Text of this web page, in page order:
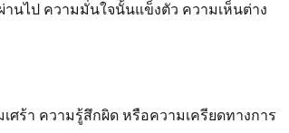
นไป ความมั่นใจนั้นแข็งตัว ความเห็นต่าง
ศร้า ความรู้สึกผิด หรือความเครียดทางการ